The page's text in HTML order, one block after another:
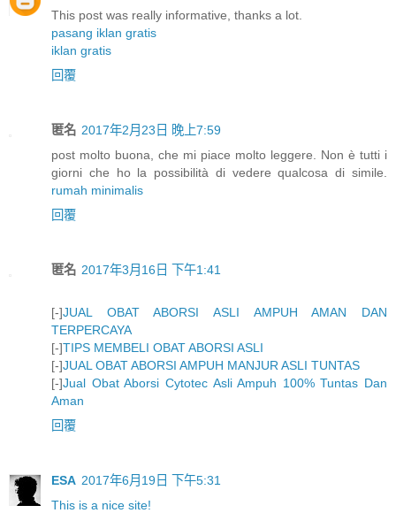
This post was really informative, thanks a lot.
pasang iklan gratis
iklan gratis
回覆
匿名 2017年2月23日 晚上7:59
post molto buona, che mi piace molto leggere. Non è tutti i
giorni che ho la possibilità di vedere qualcosa di simile.
rumah minimalis
回覆
匿名 2017年3月16日 下午1:41
[-]JUAL OBAT ABORSI ASLI AMPUH AMAN DAN
TERPERCAYA
[-]TIPS MEMBELI OBAT ABORSI ASLI
[-]JUAL OBAT ABORSI AMPUH MANJUR ASLI TUNTAS
[-]Jual Obat Aborsi Cytotec Asli Ampuh 100% Tuntas Dan
Aman
回覆
ESA 2017年6月19日 下午5:31
This is a nice site!